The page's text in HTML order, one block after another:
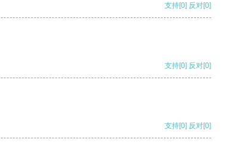
支持[0] 反对[0]
支持[0] 反对[0]
支持[0] 反对[0]